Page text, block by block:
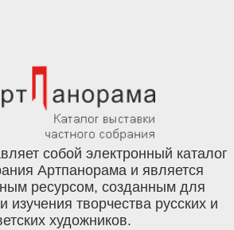
собой электронный каталог
Артпанорама и является
ресурсом, созданным для
изучения творчества русских и
художников.